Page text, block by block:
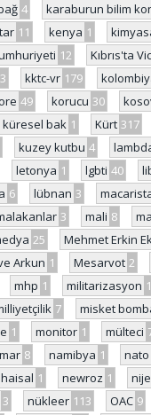
4 karaburun bilim
11 kenya 1
12
Kıbrıs'ta
3 kktc-vr 179
49 korucu 30
küresel bak 1 Kürt 317
kuzey kutbu 4
letonya 1 lgbti 40
6 lübnan 3
3 mali 8
25 Mehmet Erkin
Arkun 1 Mesarvot 2
mhp 1 militarizasyon 1
7 misket
1 monitor 1 mülteci
8 namibya 1 nato
1 newroz 1
3 nükleer 113 OAC 9